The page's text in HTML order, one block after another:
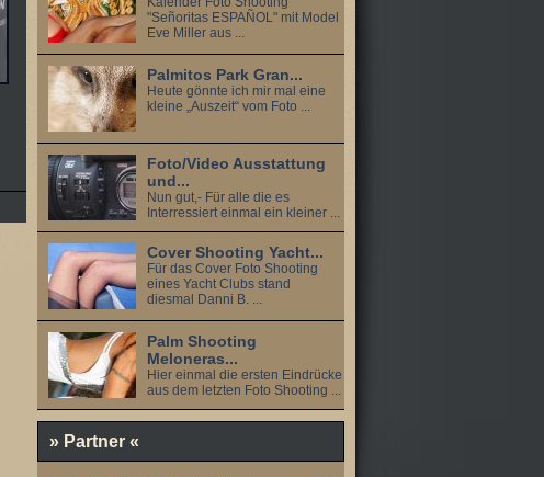
"Señoritas ESPAÑOL" mit Model
Eve Miller aus ...
Palmitos Park Gran...
Heute gönnte ich mir mal eine
kleine „Auszeit“ vom Foto ...
Foto/Video Ausstattung
und...
Nun gut,- Für alle die es
Interressiert einmal ein kleiner ...
Cover Shooting Yacht...
Für das Cover Foto Shooting
eines Yacht Clubs stand
diesmal Danni B. ...
Palm Shooting
Meloneras...
Hier einmal die ersten Eindrücke
aus dem letzten Foto Shooting ...
» Partner «